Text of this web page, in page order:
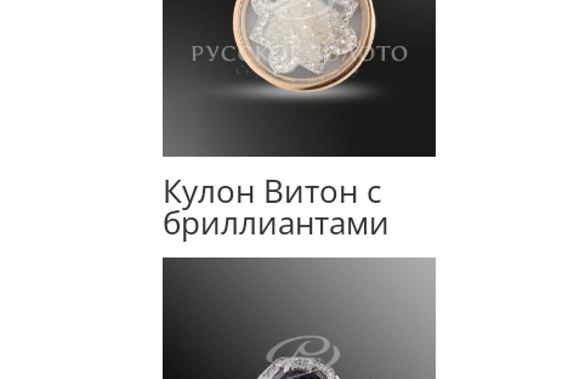
Кулон Витон с
бриллиантами